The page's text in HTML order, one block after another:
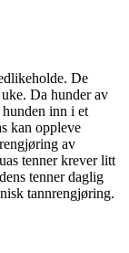
De
Da hunder av
inn i et
kan oppleve
av
tenner krever litt
tenner daglig
tannrengjøring.